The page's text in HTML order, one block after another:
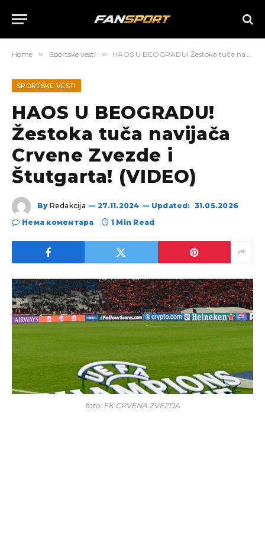
Home » Sportske vesti » HAOS U BEOGRADU! Žestoka tuča navijača Crvene Zvezde i Štutgarta! (VIDEO)
SPORTSKE VESTI
HAOS U BEOGRADU!
Žestoka tuča navijača
Crvene Zvezde i
Štutgarta! (VIDEO)
By Redakcija 27.11.2024 Updated: 31.05.2026
Нема коментара
1 Min Read
foto: FK CRVENA ZVEZDA